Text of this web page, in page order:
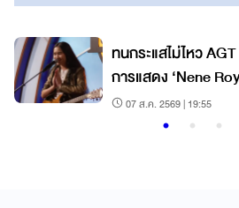
ทนกระแสไม่ไหว
การแสดง ‘Nene
07 ส.ค. 2569 | 19:55